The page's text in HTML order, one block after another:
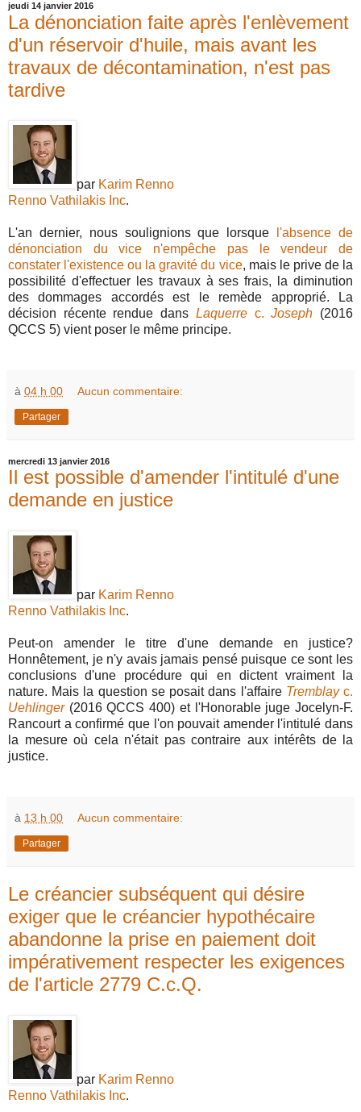
jeudi 14 janvier 2016
La dénonciation faite après l'enlèvement
d'un réservoir d'huile, mais avant les
travaux de décontamination, n'est pas
tardive
par Karim Renno
Renno Vathilakis Inc.
L'an dernier, nous soulignions que lorsque
l'absence de
dénonciation du vice n'empêche pas le vendeur de
constater l'existence ou la gravité du vice, mais le prive de la
possibilité d'effectuer les travaux à ses frais, la diminution
des dommages accordés est le remède approprié. La
décision récente rendue dans Laquerrec.Joseph (2016
QCCS 5) vient poser le même principe.
à 04 h 00 Aucun commentaire:
Partager
mercredi 13 janvier 2016
Il est possible d'amender l'intitulé d'une
demande en justice
par Karim Renno
Renno Vathilakis Inc.
Peut-on amender le titre d'une demande en justice?
Honnêtement, je n'y avais jamais pensé puisque ce sont les
conclusions d'une procédure qui en dictent vraiment la
nature. Mais la question se posait dans l'affaire Tremblayc.
Uehlinger(2016 QCCS 400) et l'Honorable juge Jocelyn-F.
Rancourt a confirmé que l'on pouvait amender l'intitulé dans
la mesure où cela n'était pas contraire aux intérêts de la
justice.
à 13 h 00 Aucun commentaire:
Partager
Le créancier subséquent qui désire
exiger que le créancier hypothécaire
abandonne la prise en paiement doit
impérativement respecter les exigences
de l'article 2779 C.c.Q.
par Karim Renno
Renno Vathilakis Inc.